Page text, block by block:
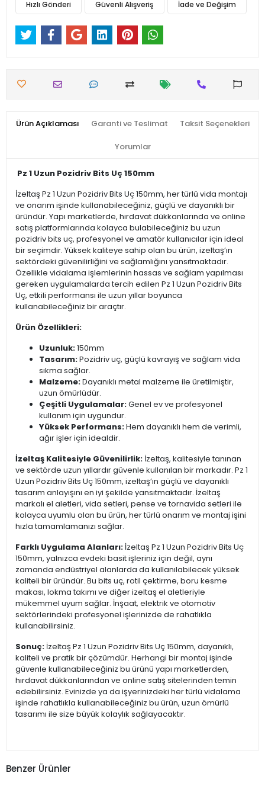
Hızlı Gönderi Güvenli Alışveriş İade ve Değişim
Ürün Açıklaması Garanti ve Teslimat Taksit Seçenekleri
Yorumlar
Pz 1 Uzun Pozidriv Bits Uç 150mm
İzeltaş Pz 1 Uzun Pozidriv Bits Uç 150mm, her türlü vida montajı
ve onarım işinde kullanabileceğiniz, güçlü ve dayanıklı bir
üründür. Yapı marketlerde, hırdavat dükkanlarında ve online
satış platformlarında kolayca bulabileceğiniz bu uzun
pozidriv bits uç, profesyonel ve amatör kullanıcılar için ideal
bir seçimdir. Yüksek kaliteye sahip olan bu ürün, izeltaş’ın
sektördeki güvenilirliğini ve sağlamlığını yansıtmaktadır.
Özellikle vidalama işlemlerinin hassas ve sağlam yapılması
gereken uygulamalarda tercih edilen Pz 1 Uzun Pozidriv Bits
Uç, etkili performansı ile uzun yıllar boyunca
kullanabileceğiniz bir araçtır.
Ürün Özellikleri:
Uzunluk:150mm
Tasarım:Pozidriv uç, güçlü kavrayış ve sağlam vida
sıkma sağlar.
Malzeme:Dayanıklı metal malzeme ile üretilmiştir,
uzun ömürlüdür.
Çeşitli Uygulamalar:Genel ev ve profesyonel
kullanım için uygundur.
Yüksek Performans:Hem dayanıklı hem de verimli,
ağır işler için idealdir.
İzeltaş Kalitesiyle Güvenilirlik: İzeltaş, kalitesiyle tanınan
ve sektörde uzun yıllardır güvenle kullanılan bir markadır. Pz 1
Uzun Pozidriv Bits Uç 150mm, izeltaş’ın güçlü ve dayanıklı
tasarım anlayışını en iyi şekilde yansıtmaktadır. İzeltaş
markalı el aletleri, vida setleri, pense ve tornavida setleri ile
kolayca uyumlu olan bu ürün, her türlü onarım ve montaj işini
hızla tamamlamanızı sağlar.
Farklı Uygulama Alanları: İzeltaş Pz 1 Uzun Pozidriv Bits Uç
150mm, yalnızca evdeki basit işleriniz için değil, aynı
zamanda endüstriyel alanlarda da kullanılabilecek yüksek
kaliteli bir üründür. Bu bits uç, rotil çektirme, boru kesme
makası, lokma takımı ve diğer izeltaş el aletleriyle
mükemmel uyum sağlar. İnşaat, elektrik ve otomotiv
sektörlerindeki profesyonel işlerinizde de rahatlıkla
kullanabilirsiniz.
Sonuç: İzeltaş Pz 1 Uzun Pozidriv Bits Uç 150mm, dayanıklı,
kaliteli ve pratik bir çözümdür. Herhangi bir montaj işinde
güvenle kullanabileceğiniz bu ürünü yapı marketlerden,
hırdavat dükkanlarından ve online satış sitelerinden temin
edebilirsiniz. Evinizde ya da işyerinizdeki her türlü vidalama
işinde rahatlıkla kullanabileceğiniz bu ürün, uzun ömürlü
tasarımı ile size büyük kolaylık sağlayacaktır.
Benzer Ürünler